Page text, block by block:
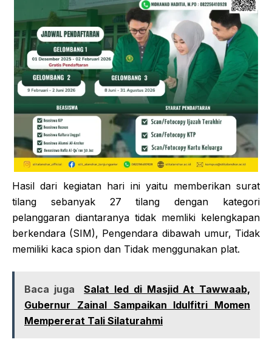
Hasil dari kegiatan hari ini yaitu memberikan surat
tilang sebanyak 27 tilang dengan kategori
pelanggaran diantaranya tidak memliki kelengkapan
berkendara (SIM), Pengendara dibawah umur, Tidak
memiliki kaca spion dan Tidak menggunakan plat.
Baca juga
Salat Ied di Masjid At Tawwaab,
Gubernur Zainal Sampaikan Idulfitri Momen
Mempererat Tali Silaturahmi